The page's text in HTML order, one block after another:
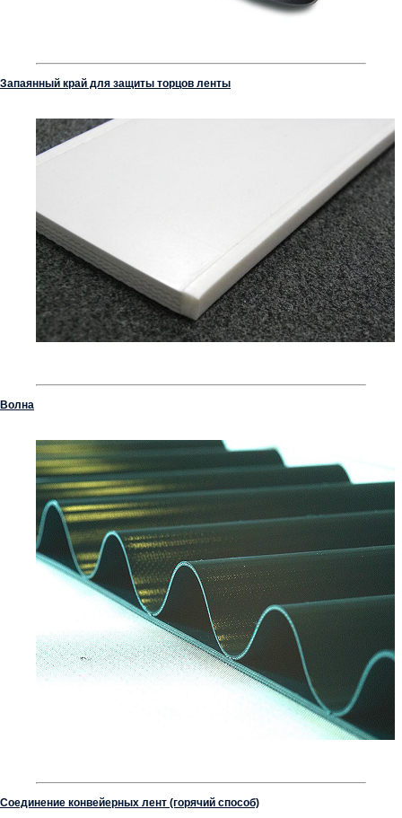
Запаянный край для защиты торцов ленты
Волна
Соединение конвейерных лент (горячий способ)